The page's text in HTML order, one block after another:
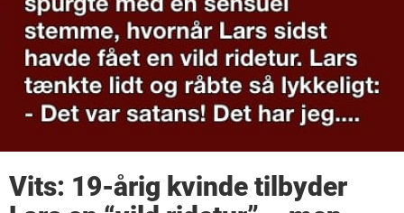
Vits: 19-årig kvinde tilbyder